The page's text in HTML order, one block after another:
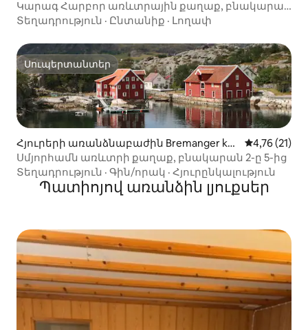
mmune-ում
Կարագ Հարբոր առևտրային քաղաք, բնակարան
3 - ը 5 - ից
Տեղադրություն · Ընտանիք · Լողափ
Սուպերտանտեր
Սուպերտանտեր
Հյուրերի առանձնաբաժին Bremanger ko
mmune-ում
Միջին
4,76 (21)
Սմյորհամն առևտրի քաղաք, բնակարան 2-ը 5-ից
Տեղադրություն · Գին/որակ · Հյուրընկալություն
Պատիոյով առանձին լյուքսեր